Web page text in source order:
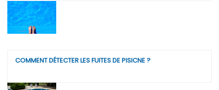
COMMENT DÉTECTER LES FUITES DE PISICNE ?